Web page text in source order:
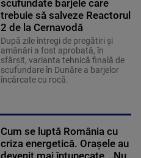
scufundate barjele care
trebuie să salveze Reactorul
2 de la Cernavodă
După zile întregi de pregătiri și
amânări a fost aprobată, în
sfârșit, varianta tehnică finală de
scufundare în Dunăre a barjelor
încărcate cu rocă.
Cum se luptă România cu
criza energetică. Orașele au